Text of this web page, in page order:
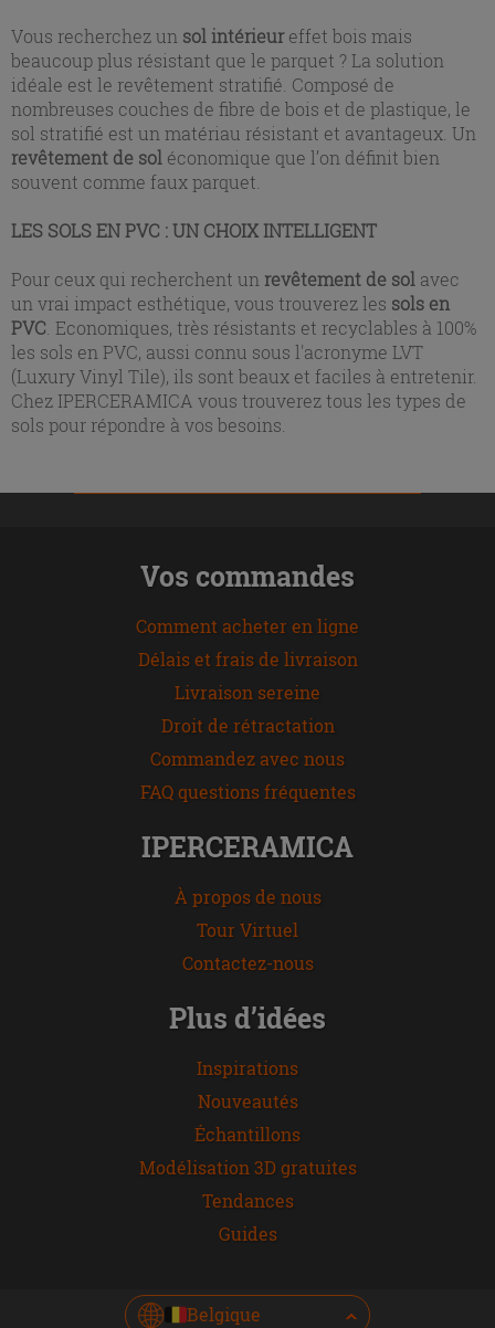
Vous recherchez un sol intérieureffet bois mais
beaucoup plus résistant que le parquet ? La solution
idéale est le revêtement stratifié. Composé de
nombreuses couches de fibre de bois et de plastique, le
sol stratifié est un matériau résistant et avantageux. Un
revêtement de sol économique que l’on définit bien
souvent comme faux parquet.
LES SOLS EN PVC : UN CHOIX INTELLIGENT
Pour ceux qui recherchent un revêtement de sol avec
un vrai impact esthétique, vous trouverez les sols en
PVC . Economiques, très résistants et recyclables à 100%
les sols en PVC, aussi connu sous l'acronyme LVT
(Luxury Vinyl Tile), ils sont beaux et faciles à entretenir.
Chez IPERCERAMICA vous trouverez tous les types de
sols pour répondre à vos besoins.
Vos commandes
Comment acheter en ligne
Délais et frais de livraison
Livraison sereine
Droit de rétractation
Commandez avec nous
FAQ questions fréquentes
IPERCERAMICA
À propos de nous
Tour Virtuel
Contactez-nous
Plus d’idées
Inspirations
Nouveautés
Échantillons
Modélisation 3D gratuites
Tendances
Guides
Belgique